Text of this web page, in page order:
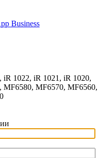
Business
1022, iR 1021, iR 1020,
MF6580, MF6570, MF6560,